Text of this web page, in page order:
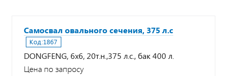
Самосвал овального сечения, 375 л.с
Код:1867
DONGFENG, 6х6, 20т.н.,375 л.с., бак 400 л.
Цена по запросу